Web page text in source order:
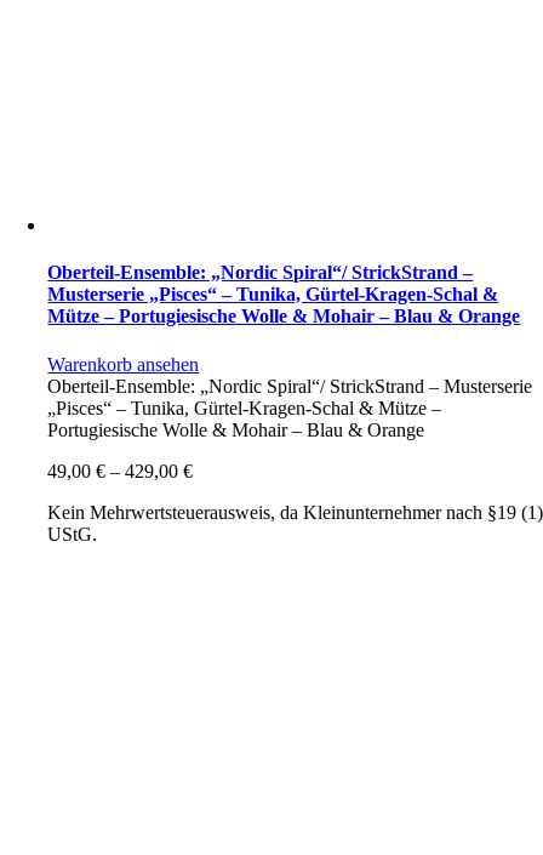
Oberteil-Ensemble: „Nordic Spiral“/ StrickStrand –
Musterserie „Pisces“ – Tunika, Gürtel-Kragen-Schal &
Mütze – Portugiesische Wolle & Mohair – Blau & Orange
Warenkorb ansehen
Oberteil-Ensemble: „Nordic Spiral“/ StrickStrand – Musterserie
„Pisces“ – Tunika, Gürtel-Kragen-Schal & Mütze –
Portugiesische Wolle & Mohair – Blau & Orange
49,00€ –429,00€
Kein Mehrwertsteuerausweis, da Kleinunternehmer nach §19 (1)
UStG.